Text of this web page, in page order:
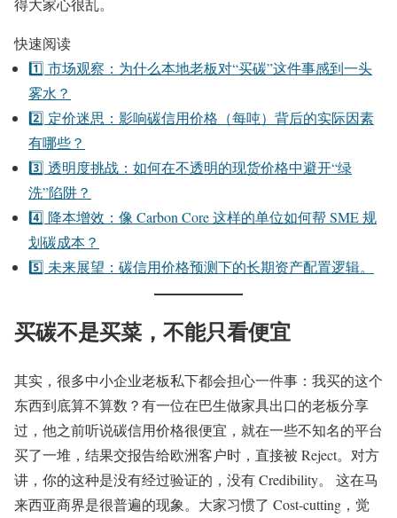
得大家心很乱。
快速阅读
1️⃣ 市场观察：为什么本地老板对“买碳”这件事感到一头
雾水？
2️⃣ 定价迷思：影响碳信用价格（每吨）背后的实际因素
有哪些？
3️⃣ 透明度挑战：如何在不透明的现货价格中避开“绿
洗”陷阱？
4️⃣ 降本增效：像 Carbon Core 这样的单位如何帮 SME 规
划碳成本？
5️⃣ 未来展望：碳信用价格预测下的长期资产配置逻辑。
买碳不是买菜，不能只看便宜
其实，很多中小企业老板私下都会担心一件事：我买的这个
东西到底算不算数？有一位在巴生做家具出口的老板分享
过，他之前听说碳信用价格很便宜，就在一些不知名的平台
买了一堆，结果交报告给欧洲客户时，直接被 Reject。对方
讲，你的这种是没有经过验证的，没有 Credibility。 这在马
来西亚商界是很普遍的现象。大家习惯了 Cost-cutting，觉